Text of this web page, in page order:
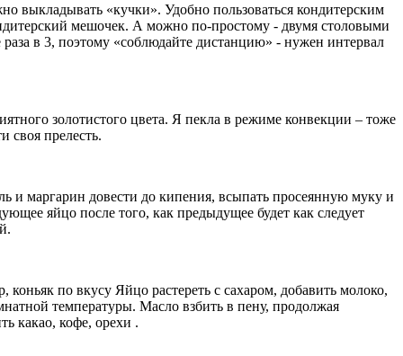
выкладывать «кучки». Удобно пользоваться кондитерским
мешочек. А можно по-простому - двумя столовыми
в 3, поэтому «соблюдайте дистанцию» - нужен интервал
золотистого цвета. Я пекла в режиме конвекции – тоже
своя прелесть.
и маргарин довести до кипения, всыпать просеянную муку и
яйцо после того, как предыдущее будет как следует
по вкусу Яйцо растереть с сахаром, добавить молоко,
температуры. Масло взбить в пену, продолжая
какао, кофе, орехи .